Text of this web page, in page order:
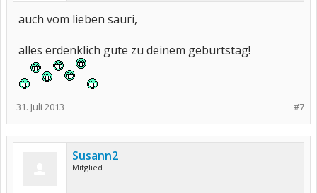
auch vom lieben sauri,
alles erdenklich gute zu deinem geburtstag!
#7
31. Juli 2013
Susann2
Mitglied